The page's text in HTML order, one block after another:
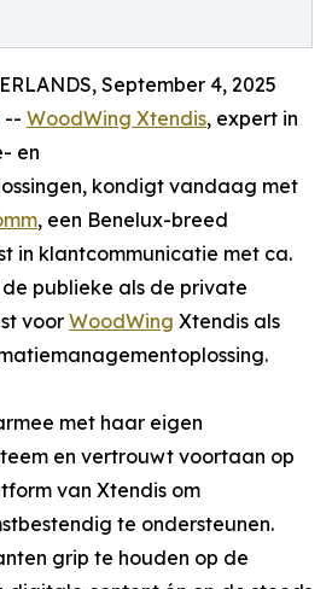
September 4, 2025
-- WoodWing Xtendis, expert in
en
kondigt vandaag met
, een Benelux-breed
in klantcommunicatie met ca.
publieke als de private
voor WoodWing Xtendis als
met haar eigen
en vertrouwt voortaan op
van Xtendis om
te ondersteunen.
grip te houden op de